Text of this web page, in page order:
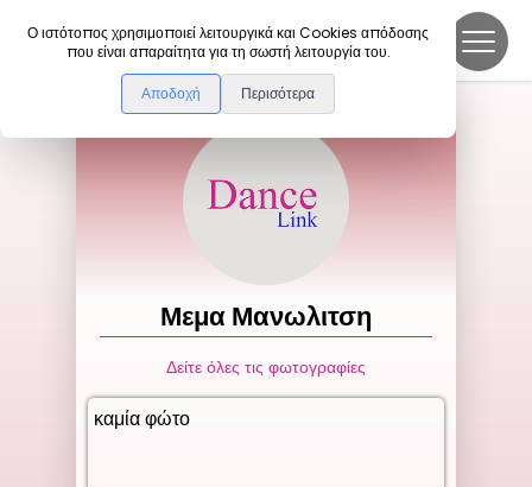
Ο ιστότοπος χρησιμοποιεί λειτουργικά και Cookies απόδοσης
που είναι απαραίτητα για τη σωστή λειτουργία του.
Αποδοχή Περισότερα
DanceLink
ΜεμαΜανωλιτση
Δείτε όλες τις φωτογραφίες
καμία φώτο